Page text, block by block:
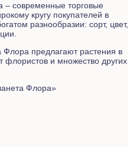
– современные торговые
кругу покупателей в
разнообразии: сорт, цвет,
предлагают растения в
флористов и множество других
Флора»